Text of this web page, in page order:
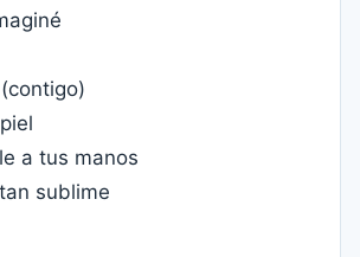
a tus manos
sublime